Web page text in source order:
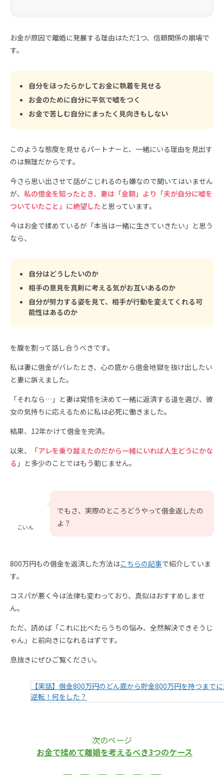
お金が原因で離婚に発展する理由はただ1つ、信頼関係の崩壊で
す。
自分をほったらかしてお金に執着を見せる
お金のために自分に平気で嘘をつく
お金で苦しむ自分にまったく見向きもしない
このような態度を見せるパートナーと、一緒にいる理由を見出す
のは無理だからです。
今さら思い出させて話がこじれるのも嫌なので聞いてはいません
が、 私の借金を知ったとき、妻は「金額」より「夫が自分に嘘を
ついていたこと」に絶望した と思っています。
今はお金で揉めているが「本当は一緒に生きていきたい」と思う
なら、
自分はどうしたいのか
相手の意見を真剣に考える気がお互いあるのか
自分が努力する姿を見て、相手が行動を変えてくれる可
能性はあるのか
を腹を割って話し合うべきです。
私は妻に借金がバレたとき、心の底から借金地獄を抜け出したい
と妻に訴えました。
「それなら…」と妻は覚悟を決めて一緒に返済する道を選び、彼
女の気持ちに応えるために私は必死に働きました。
結果、12年かけて借金を完済。
以来、「アレを乗り越えたのだから一緒にいれば人生どうにかな
る 」と多少のことではもう動じません。
こいん
でもさ、実際のところどうやって借金返したの
よ？
800万円もの借金を返済した方法はこちらの記事で紹介していま
す。
コスパが悪く今は法律も変わっており、真似はおすすめしませ
ん。
ただ、読めば「これに比べたらうちの悩み、全然解決できそうじ
ゃん」と前向きになれるはずです。
息抜きにぜひご覧ください。
【実話】借金800万円のどん底から貯金800万円を持つまで
逆転！何をした？
次のページ
お金で揉めて離婚を考えるべき3つのケース